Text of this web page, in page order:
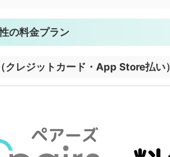
の料金プラン
クレジットカード・App Store払い）